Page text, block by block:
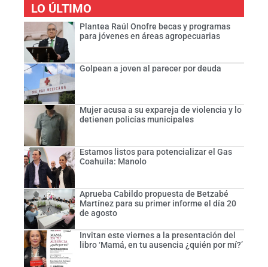
LO ÚLTIMO
Plantea Raúl Onofre becas y programas
para jóvenes en áreas agropecuarias
Golpean a joven al parecer por deuda
Mujer acusa a su expareja de violencia y lo
detienen policías municipales
Estamos listos para potencializar el Gas
Coahuila: Manolo
Aprueba Cabildo propuesta de Betzabé
Martínez para su primer informe el día 20
de agosto
Invitan este viernes a la presentación del
libro ‘Mamá, en tu ausencia ¿quién por mí?’